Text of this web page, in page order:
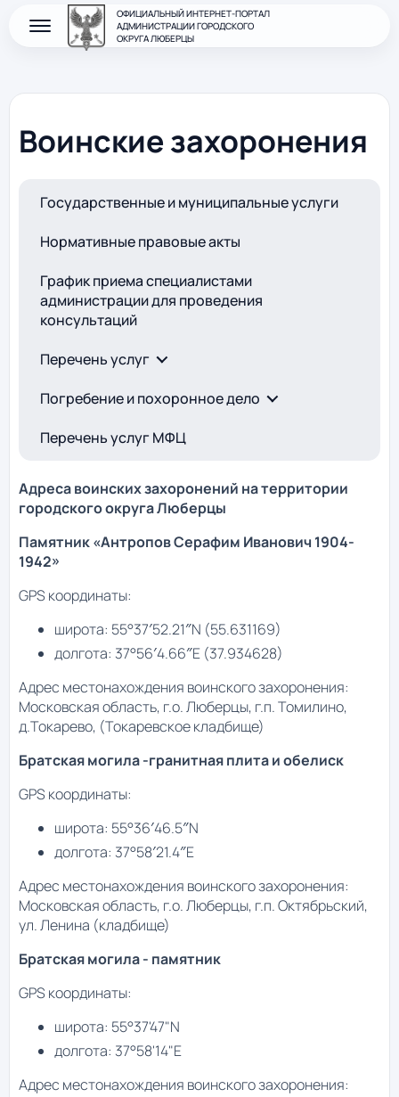
ОФИЦИАЛЬНЫЙ ИНТЕРНЕТ-ПОРТАЛ
АДМИНИСТРАЦИИ ГОРОДСКОГО
ОКРУГА ЛЮБЕРЦЫ
Воинские захоронения
Государственные и муниципальные услуги
Нормативные правовые акты
График приема специалистами
администрации для проведения
консультаций
Перечень услуг
Погребение и похоронное дело
Перечень услуг МФЦ
Адреса воинских захоронений на территории
городского округа Люберцы
Памятник «Антропов Серафим Иванович 1904-
1942»
GPS координаты:
широта: 55°37′52.21″N (55.631169)
долгота: 37°56′4.66″E (37.934628)
Адрес местонахождения воинского захоронения:
Московская область, г.о. Люберцы, г.п. Томилино,
д.Токарево, (Токаревское кладбище)
Братская могила -гранитная плита и обелиск
GPS координаты:
широта: 55°36′46.5″N
долгота: 37°58′21.4″E
Адрес местонахождения воинского захоронения:
Московская область, г.о. Люберцы, г.п. Октябрьский,
ул. Ленина (кладбище)
Братская могила - памятник
GPS координаты:
широта: 55°37'47"N
долгота: 37°58'14"E
Адрес местонахождения воинского захоронения: